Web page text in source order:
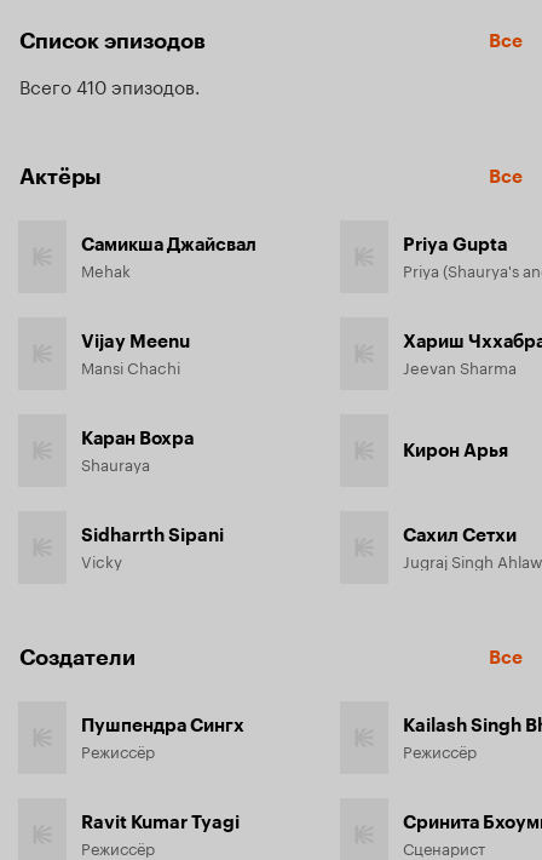
оказывается Шаурья. Отношения героев не задаются, но
социальных сетях, где общались под вымышленными
Список эпизодов Все
Всего 410 эпизодов
Актёры Все
Самикша Джайсвал
Mehak
Vijay Meenu
Mansi Chachi
Каран Вохра
Shauraya
Sidharrth Sipani
Vicky
Priya Gupta
Хариш
Jeevan Sharma
Кирон Арья
Сахил Сетхи
Jugraj Singh
Создатели Все
Пушпендра Сингх
Режиссёр
Ravit Kumar Tyagi
Режиссёр
Kailash Singh
Режиссёр
Сринита
Сценарист